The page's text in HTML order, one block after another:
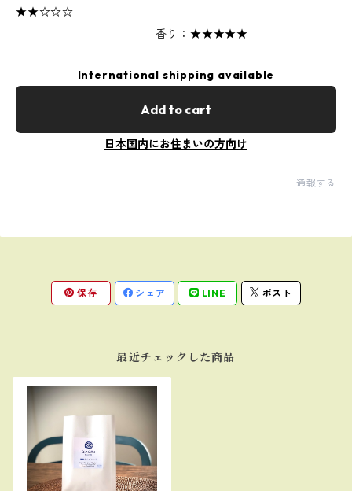
★★☆☆☆
香り：★★★★★
International shipping available
Add to cart
日本国内にお住まいの方向け
通報する
保存 シェア LINE ポスト
最近チェックした商品